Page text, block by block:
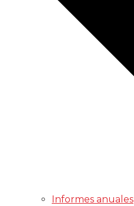
Informes anuales